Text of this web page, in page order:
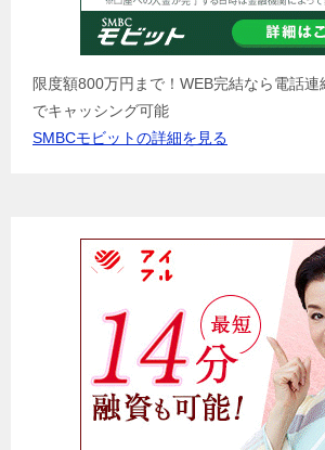
限度額800万円まで！WEB完結なら電話連
でキャッシング可能
SMBCモビットの詳細を見る